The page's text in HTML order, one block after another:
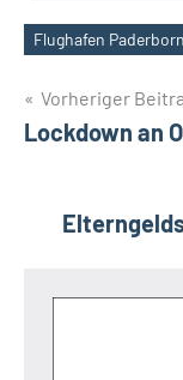
Schlagwörter
Flughafen Paderborn
Vorheriger
Lockdown an